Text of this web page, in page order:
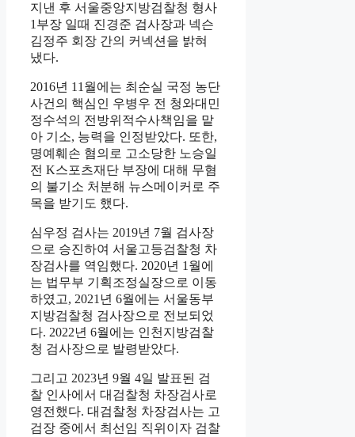
지낸 후 서울중앙지방검찰청 형사
1부장 일때 진경준 검사장과 넥슨
김정주 회장 간의 커넥션을 밝혀
냈다.
2016년 11월에는 최순실 국정 농단
사건의 핵심인 우병우 전 청와대민
정수석의 전방위적수사책임을 맡
아 기소, 능력을 인정받았다. 또한,
명예훼손 혐의로 고소당한 노승일
전 K스포츠재단 부장에 대해 무혐
의 불기소 처분해 뉴스메이커로 주
목을 받기도 했다.
심우정 검사는 2019년 7월 검사장
으로 승진하여 서울고등검찰청 차
장검사를 역임했다. 2020년 1월에
는 법무부 기획조정실장으로 이동
하였고, 2021년 6월에는 서울동부
지방검찰청 검사장으로 전보되었
다. 2022년 6월에는 인천지방검찰
청 검사장으로 발령받았다.
그리고 2023년 9월 4일 발표된 검
찰 인사에서 대검찰청 차장검사로
영전했다. 대검찰청 차장검사는 고
검장 중에서 최선임 직위이자 검찰